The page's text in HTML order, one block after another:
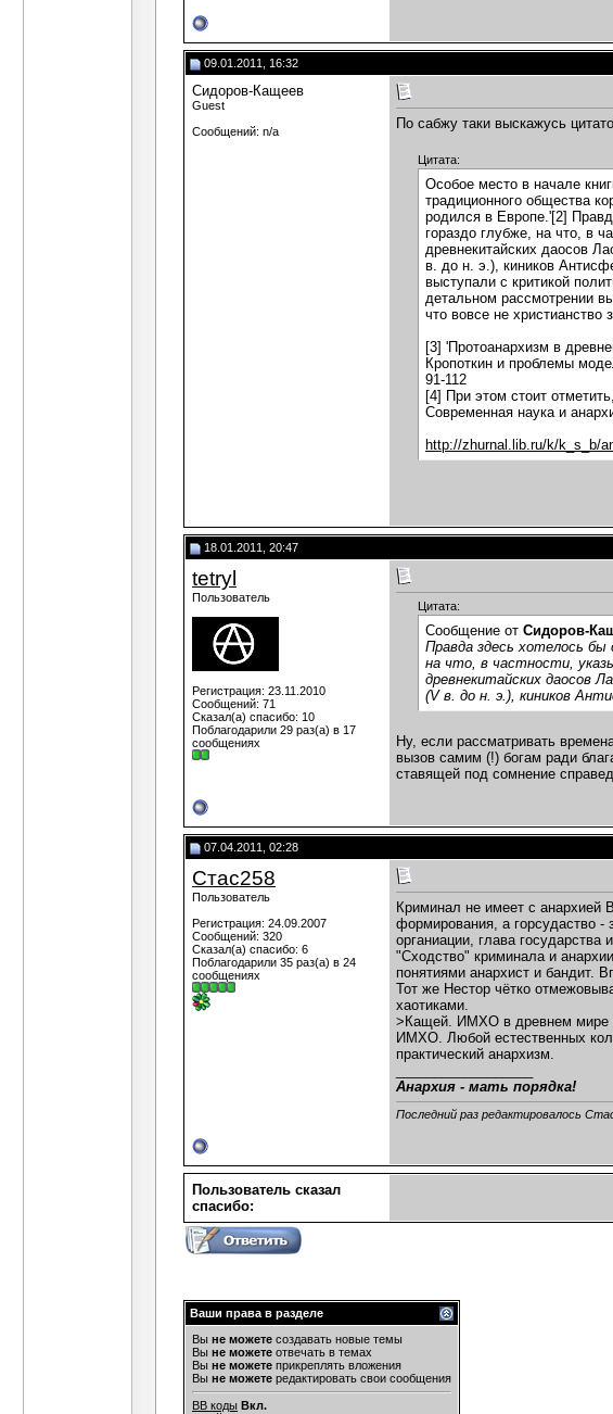
09.01.2011, 16:32
Сидоров-Кащеев
Guest
Сообщений: n/a
По сабжу таки выскажусь
Цитата:
Особое место в начале
традиционного общества
родился в Европе.'[2]
гораздо глубже, на что, в
древнекитайских даосов
в. до н. э.), киников
выступали с критикой
детальном рассмотрении
что вовсе не христианство
[3] 'Протоанархизм в
Кропоткин и проблемы
91-112
[4] При этом стоит
Современная наука и
http://zhurnal.lib.ru/k/k_s_b/
18.01.2011, 20:47
tetryl
Пользователь
Регистрация: 23.11.2010
Сообщений: 71
Сказал(а) спасибо: 10
Поблагодарили 29 раз(а) в 17
сообщениях
Цитата:
Сообщение от Сидоров-
Правда здесь хотелось бы
на что, в частности,
древнекитайских даосов
(V в. до н. э.), киников
Ну, если рассматривать
вызов самим (!) богам ради
ставящей под сомнение
07.04.2011, 02:28
Стас258
Пользователь
Регистрация: 24.09.2007
Сообщений: 320
Сказал(а) спасибо: 6
Поблагодарили 35 раз(а) в 24
сообщениях
Криминал не имеет с
формирования, а горсудаство -
органиации, глава
"Сходство" криминала и
понятиями анархист и бандит.
Тот же Нестор чётко
хаотиками.
>Кащей. ИМХО в древнем мире
ИМХО. Любой естественных
практический анархизм.
Анархия - мать порядка!
Последний раз редактировалось
Пользователь сказал
cпасибо:
Ваши права в разделе
Вы не можете создавать новые темы
Вы не можете отвечать в темах
Вы не можете прикреплять вложения
Вы не можете редактировать свои сообщения
BB коды Вкл.